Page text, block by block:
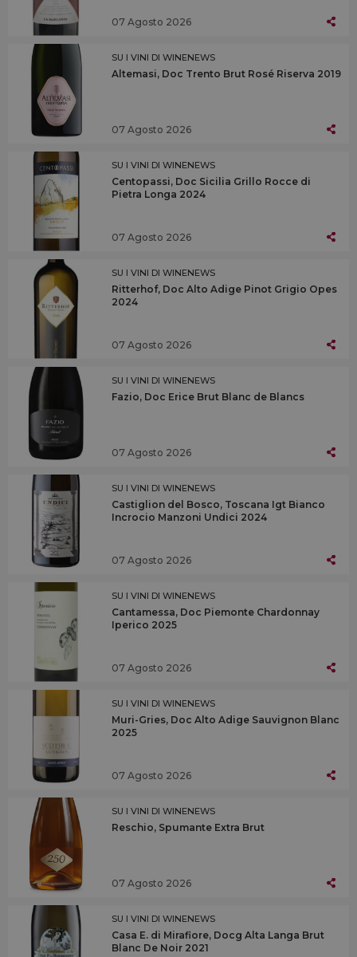
07 Agosto 2026
SU I VINI DI WINENEWS
Altemasi, Doc Trento Brut Rosé Riserva 2019
07 Agosto 2026
SU I VINI DI WINENEWS
Centopassi, Doc Sicilia Grillo Rocce di
Pietra Longa 2024
07 Agosto 2026
SU I VINI DI WINENEWS
Ritterhof, Doc Alto Adige Pinot Grigio Opes
2024
07 Agosto 2026
SU I VINI DI WINENEWS
Fazio, Doc Erice Brut Blanc de Blancs
07 Agosto 2026
SU I VINI DI WINENEWS
Castiglion del Bosco, Toscana Igt Bianco
Incrocio Manzoni Undici 2024
07 Agosto 2026
SU I VINI DI WINENEWS
Cantamessa, Doc Piemonte Chardonnay
Iperico 2025
07 Agosto 2026
SU I VINI DI WINENEWS
Muri-Gries, Doc Alto Adige Sauvignon Blanc
2025
07 Agosto 2026
SU I VINI DI WINENEWS
Reschio, Spumante Extra Brut
07 Agosto 2026
SU I VINI DI WINENEWS
Casa E. di Mirafiore, Docg Alta Langa Brut
Blanc De Noir 2021